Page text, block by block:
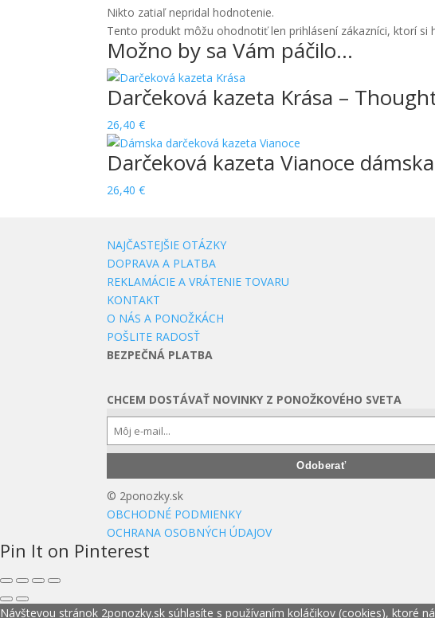
Nikto zatiaľ nepridal hodnotenie.
Tento produkt môžu ohodnotiť len prihlásení zákazníci, ktorí si
Možno by sa Vám páčilo…
Darčeková kazeta Krása –
26,40€
Darčeková kazeta Vianoce
26,40€
NAJČASTEJŠIE OTÁZKY
DOPRAVA A PLATBA
REKLAMÁCIE A VRÁTENIE TOVARU
KONTAKT
O NÁS A PONOŽKÁCH
POŠLITE RADOSŤ
BEZPEČNÁ PLATBA
CHCEM DOSTÁVAŤ NOVINKY Z PONOŽKOVÉHO SVETA
© 2ponozky.sk
OBCHODNÉ PODMIENKY
OCHRANA OSOBNÝCH ÚDAJOV
Pin It on Pinterest
Návštevou stránok 2ponozky.sk súhlasíte s používaním koláčikov (cookies), ktoré